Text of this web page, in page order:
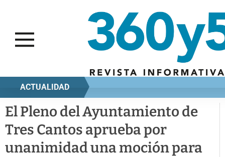
ACTUALIDAD
El Pleno del Ayuntamiento de
Tres Cantos aprueba por
unanimidad una moción para